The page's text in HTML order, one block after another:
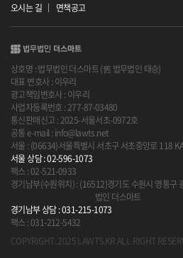
오시는 길
면책공고
상호명 : 법무법인 더스마트 (舊 법무법인 태승)
대표 변호사 : 이우리
광고책임변호사 : 이우리
사업자등록번호 : 277-87-03480
통신판매신고 : 2025-서울서초-0972호
공통 e-mail : info@lawts.net
서울 : (06634)서울특별시 서초구 서초중앙로 118
서울 상담 : 02-596-1073
팩스 : 02-521-0933
경기남부(수원위치) : (16512)경기도 수원시 영통
법인 더스마트
경기남부 상담 : 031-215-1073
팩스 : 031-212-5432
COPYRIGHT. 2025 LAWTS.KR ALL RIGHT